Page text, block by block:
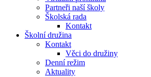
Partneři naší školy
Školská rada
Kontakt
Školní družina
Kontakt
Věci do družiny
Denní režim
Aktuality